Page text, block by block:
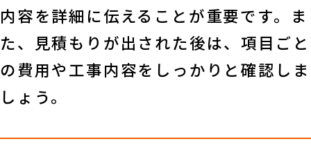
内容を詳細に伝えることが重要です。ま
た、見積もりが出された後は、項目ごと
の費用や工事内容をしっかりと確認しま
しょう。